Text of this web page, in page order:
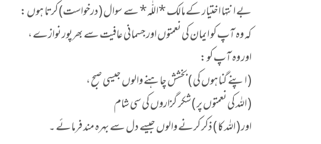
بے انتہا اختیار کے مالک *اللّٰه* سے سوال (درخواست) کرتا ہوں :
کہ وہ آپ کو ایمان کی نعمتوں اور جسمانی عافیت سے بھرپور نوازے ،
اور وہ آپ کو :
( اپنے گناہوں کی ) بخشش چاہنے والوں جیسی صبح ،
( اللہ کی نعمتوں پر ) شکر گزاروں کی سی شام
اور ( اللہ کا ) ذکر کرنے والوں جیسے دل سے بہرہ مند فرمائے ۔